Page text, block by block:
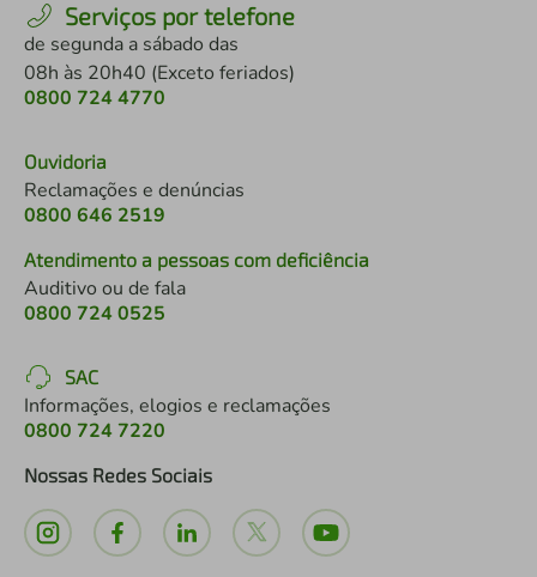
Serviços por telefone
de segunda a sábado das
08h às 20h40 (Exceto feriados)
0800 724 4770
Ouvidoria
Reclamações e denúncias
0800 646 2519
Atendimento a pessoas com deficiência
Auditivo ou de fala
0800 724 0525
SAC
Informações, elogios e reclamações
0800 724 7220
Nossas Redes Sociais